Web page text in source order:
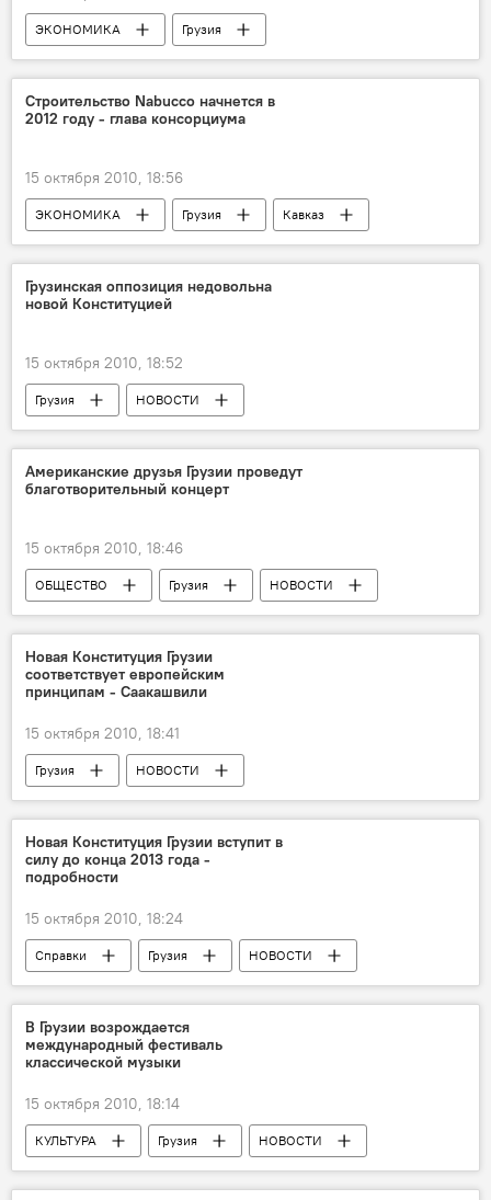
ЭКОНОМИКА
Грузия
ПРОИСШЕСТВИЯ
НОВОСТИ
Строительство Nabucco начнется в
2012 году - глава консорциума
15 октября 2010, 18:56
ЭКОНОМИКА Грузия
Кавказ
НОВОСТИ
В мире
Грузинская оппозиция недовольна
новой Конституцией
15 октября 2010, 18:52
Грузия
НОВОСТИ
Конституция Грузии
Американские друзья Грузии проведут
благотворительный концерт
15 октября 2010, 18:46
ОБЩЕСТВО Грузия
НОВОСТИ
Анонсы
Новая Конституция Грузии
соответствует европейским
принципам - Саакашвили
15 октября 2010, 18:41
Грузия
НОВОСТИ
Конституция Грузии
Новая Конституция Грузии вступит в
силу до конца 2013 года -
подробности
15 октября 2010, 18:24
Справки Грузия
НОВОСТИ
Конституция Грузии
В Грузии возрождается
международный фестиваль
классической музыки
15 октября 2010, 18:14
КУЛЬТУРА Грузия
НОВОСТИ
Анонсы